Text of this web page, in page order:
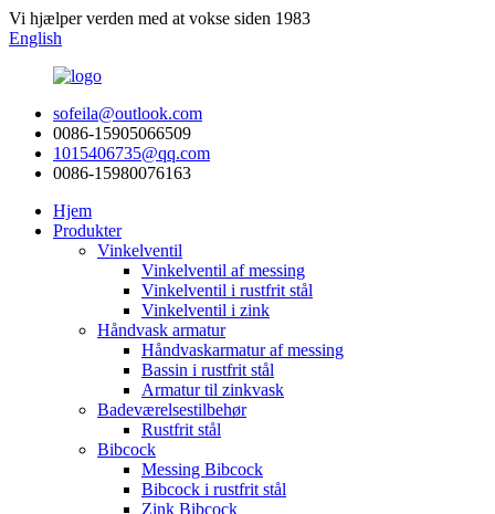
Vi hjælper verden med at vokse siden 1983
English
sofeila@outlook.com
0086-15905066509
1015406735@qq.com
0086-15980076163
Hjem
Produkter
Vinkelventil
Vinkelventil af messing
Vinkelventil i rustfrit stål
Vinkelventil i zink
Håndvask armatur
Håndvaskarmatur af messing
Bassin i rustfrit stål
Armatur til zinkvask
Badeværelsestilbehør
Rustfrit stål
Bibcock
Messing Bibcock
Bibcock i rustfrit stål
Zink Bibcock